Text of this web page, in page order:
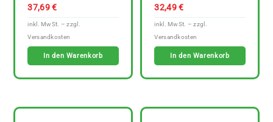
37,69€
In den Warenkorb
32,49€
In den Warenkorb